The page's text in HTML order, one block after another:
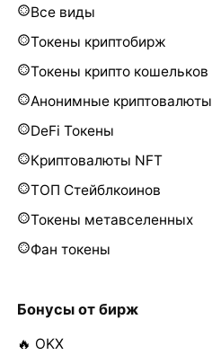
Все виды
Токены криптобирж
Токены крипто кошельков
Анонимные криптовалюты
DeFi Токены
Криптовалюты NFT
ТОП Стейблкоинов
Токены метавселенных
Фан токены
Бонусы от бирж
🔥 OKX